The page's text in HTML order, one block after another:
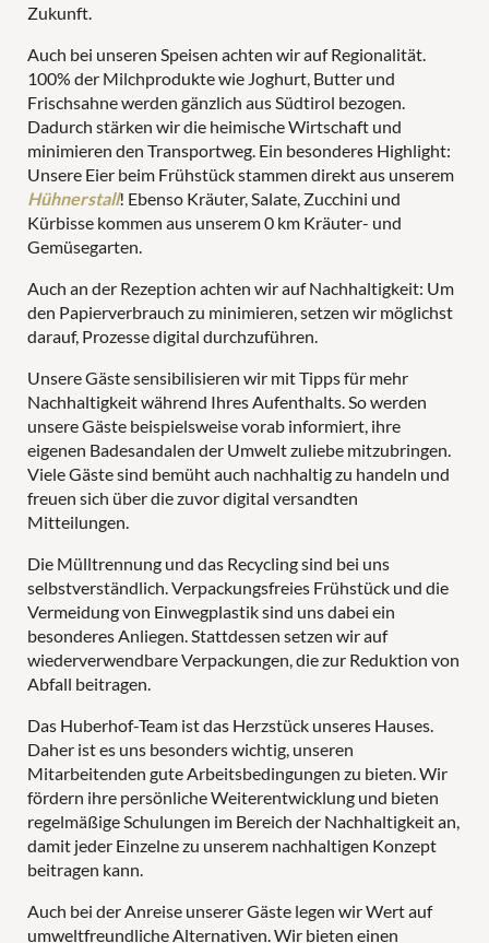
LAST-MINUTE-ANGEBOTE
PÄRCHEN FAMILIEN
Zukunft.
Auch bei unseren Speisen achten wir auf Regionalität.
100% der Milchprodukte wie Joghurt, Butter und
Frischsahne werden gänzlich aus Südtirol bezogen.
Dadurch stärken wir die heimische Wirtschaft und
minimieren den Transportweg. Ein besonderes Highlight:
Unsere Eier beim Frühstück stammen direkt aus unserem
Hühnerstall! Ebenso Kräuter, Salate, Zucchini und
Kürbisse kommen aus unserem 0 km Kräuter- und
Gemüsegarten.
Auch an der Rezeption achten wir auf Nachhaltigkeit: Um
den Papierverbrauch zu minimieren, setzen wir möglichst
darauf, Prozesse digital durchzuführen.
Unsere Gäste sensibilisieren wir mit Tipps für mehr
Nachhaltigkeit während Ihres Aufenthalts. So werden
unsere Gäste beispielsweise vorab informiert, ihre
eigenen Badesandalen der Umwelt zuliebe mitzubringen.
Viele Gäste sind bemüht auch nachhaltig zu handeln und
freuen sich über die zuvor digital versandten
Mitteilungen.
Die Mülltrennung und das Recycling sind bei uns
selbstverständlich. Verpackungsfreies Frühstück und die
Vermeidung von Einwegplastik sind uns dabei ein
besonderes Anliegen. Stattdessen setzen wir auf
wiederverwendbare Verpackungen, die zur Reduktion von
Abfall beitragen.
Das Huberhof-Team ist das Herzstück unseres Hauses.
Daher ist es uns besonders wichtig, unseren
Mitarbeitenden gute Arbeitsbedingungen zu bieten. Wir
fördern ihre persönliche Weiterentwicklung und bieten
regelmäßige Schulungen im Bereich der Nachhaltigkeit an,
damit jeder Einzelne zu unserem nachhaltigen Konzept
beitragen kann.
Auch bei der Anreise unserer Gäste legen wir Wert auf
umweltfreundliche Alternativen. Wir bieten einen